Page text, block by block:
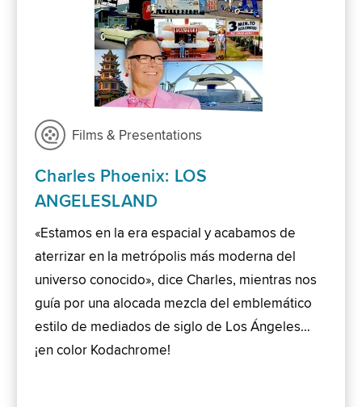
Films & Presentations
Charles Phoenix: LOS
ANGELESLAND
«Estamos en la era espacial y acabamos de
aterrizar en la metrópolis más moderna del
universo conocido», dice Charles, mientras nos
guía por una alocada mezcla del emblemático
estilo de mediados de siglo de Los Ángeles…
¡en color Kodachrome!